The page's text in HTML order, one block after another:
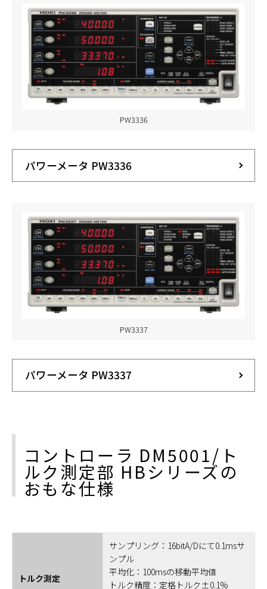
PW3336
パワーメータ PW3336
PW3337
パワーメータ PW3337
コントローラ DM5001/ト
ルク測定部 HBシリーズの
おもな仕様
トルク測定
サンプリング：16bitA/Dにて0.1msサ
ンプル
平均化：100msの移動平均値
トルク精度：定格トルク±0.1%